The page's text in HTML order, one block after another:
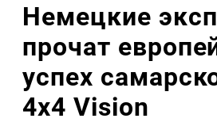
Немецкие
прочат
успех
4x4 Vision